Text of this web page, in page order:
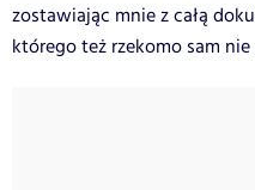
zostawiając mnie z całą
którego też rzekomo sam nie